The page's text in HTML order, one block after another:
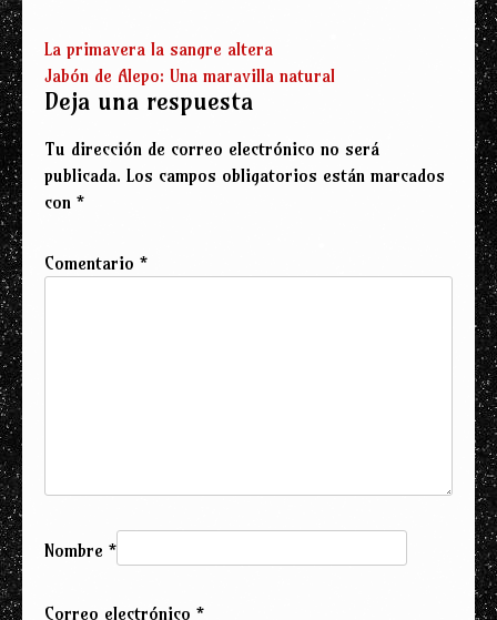
La primavera la sangre altera
Jabón de Alepo: Una maravilla natural
Deja una respuesta
Tu dirección de correo electrónico no será
publicada. Los campos obligatorios están marcados
con *
Comentario *
Nombre *
Correo electrónico *